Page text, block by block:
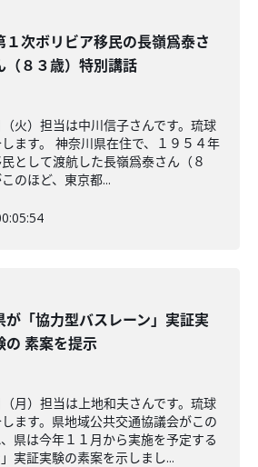
１次ボリビア移民の長嶺爲泰さ
（８３歳）特別講話
火）担当は中川信子さんです。琉球
ます。 神奈川県在住で、１９５４年
として渡航した長嶺爲泰さん（８
のほど、東京都...
が「協力型バスレーン」実証実
の 素案を提示
月）担当は上地和夫さんです。琉球
ます。県地域公共交通協議会がこの
県は今年１１月から実施を予定する
実証実験の素案を示しまし...